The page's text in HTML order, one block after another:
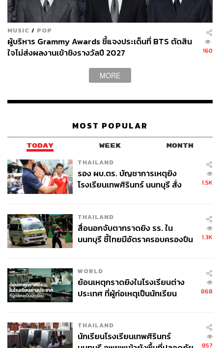
MUSIC / POP
ผู้บริหาร Grammy Awards ชี้แจงประเด็นที่ BTS ตัดสิน
ใจไม่ส่งผลงานเข้าชิงรางวัลปี 2027
160
MORE
MOST POPULAR
TODAY WEEK MONTH
THAILAND
รอง ผบ.ตร. บัญชาการเหตุยิง
โรงเรียนเทพศิรินทร์ นนทบุรี สั่ง
1.5K
THAILAND
สื่อนอกจับตากราดยิง รร. ใน
นนทบุรี ชี้ไทยมีอัตราครอบครองปืน
1.3K
WORLD
ย้อนเหตุกราดยิงในโรงเรียนต่าง
ประเทศ ที่ผู้ก่อเหตุเป็นนักเรียน
868
THAILAND
นักเรียนโรงเรียนเทพศิรินทร์
857